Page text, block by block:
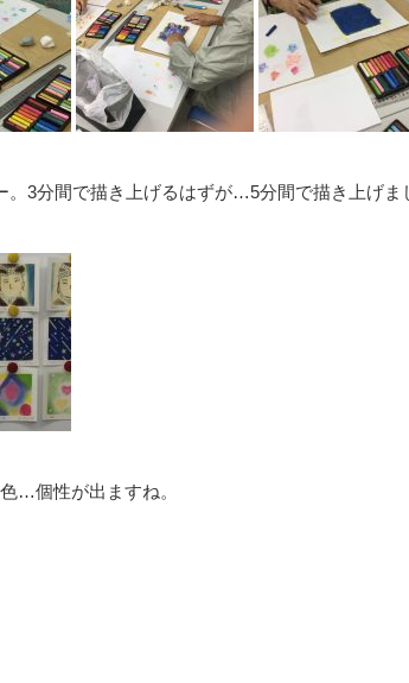
。3分間で描き上げるはずが…5分間で描き上げま
…個性が出ますね。